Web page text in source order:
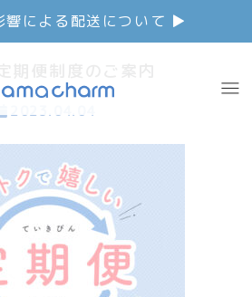
響による配送について ▶︎
2023.04.04